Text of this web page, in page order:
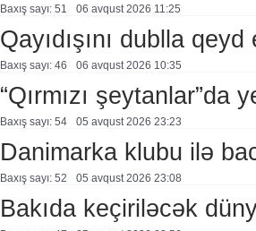
Baxış sayı: 51 06 avqust 2026 11:25
Qayıdışını dublla qeyd
Baxış sayı: 46 06 avqust 2026 10:35
“Qırmızı şeytanlar”da
Baxış sayı: 54 05 avqust 2026 23:23
Danimarka klubu ilə
Baxış sayı: 52 05 avqust 2026 23:08
Bakıda keçiriləcək